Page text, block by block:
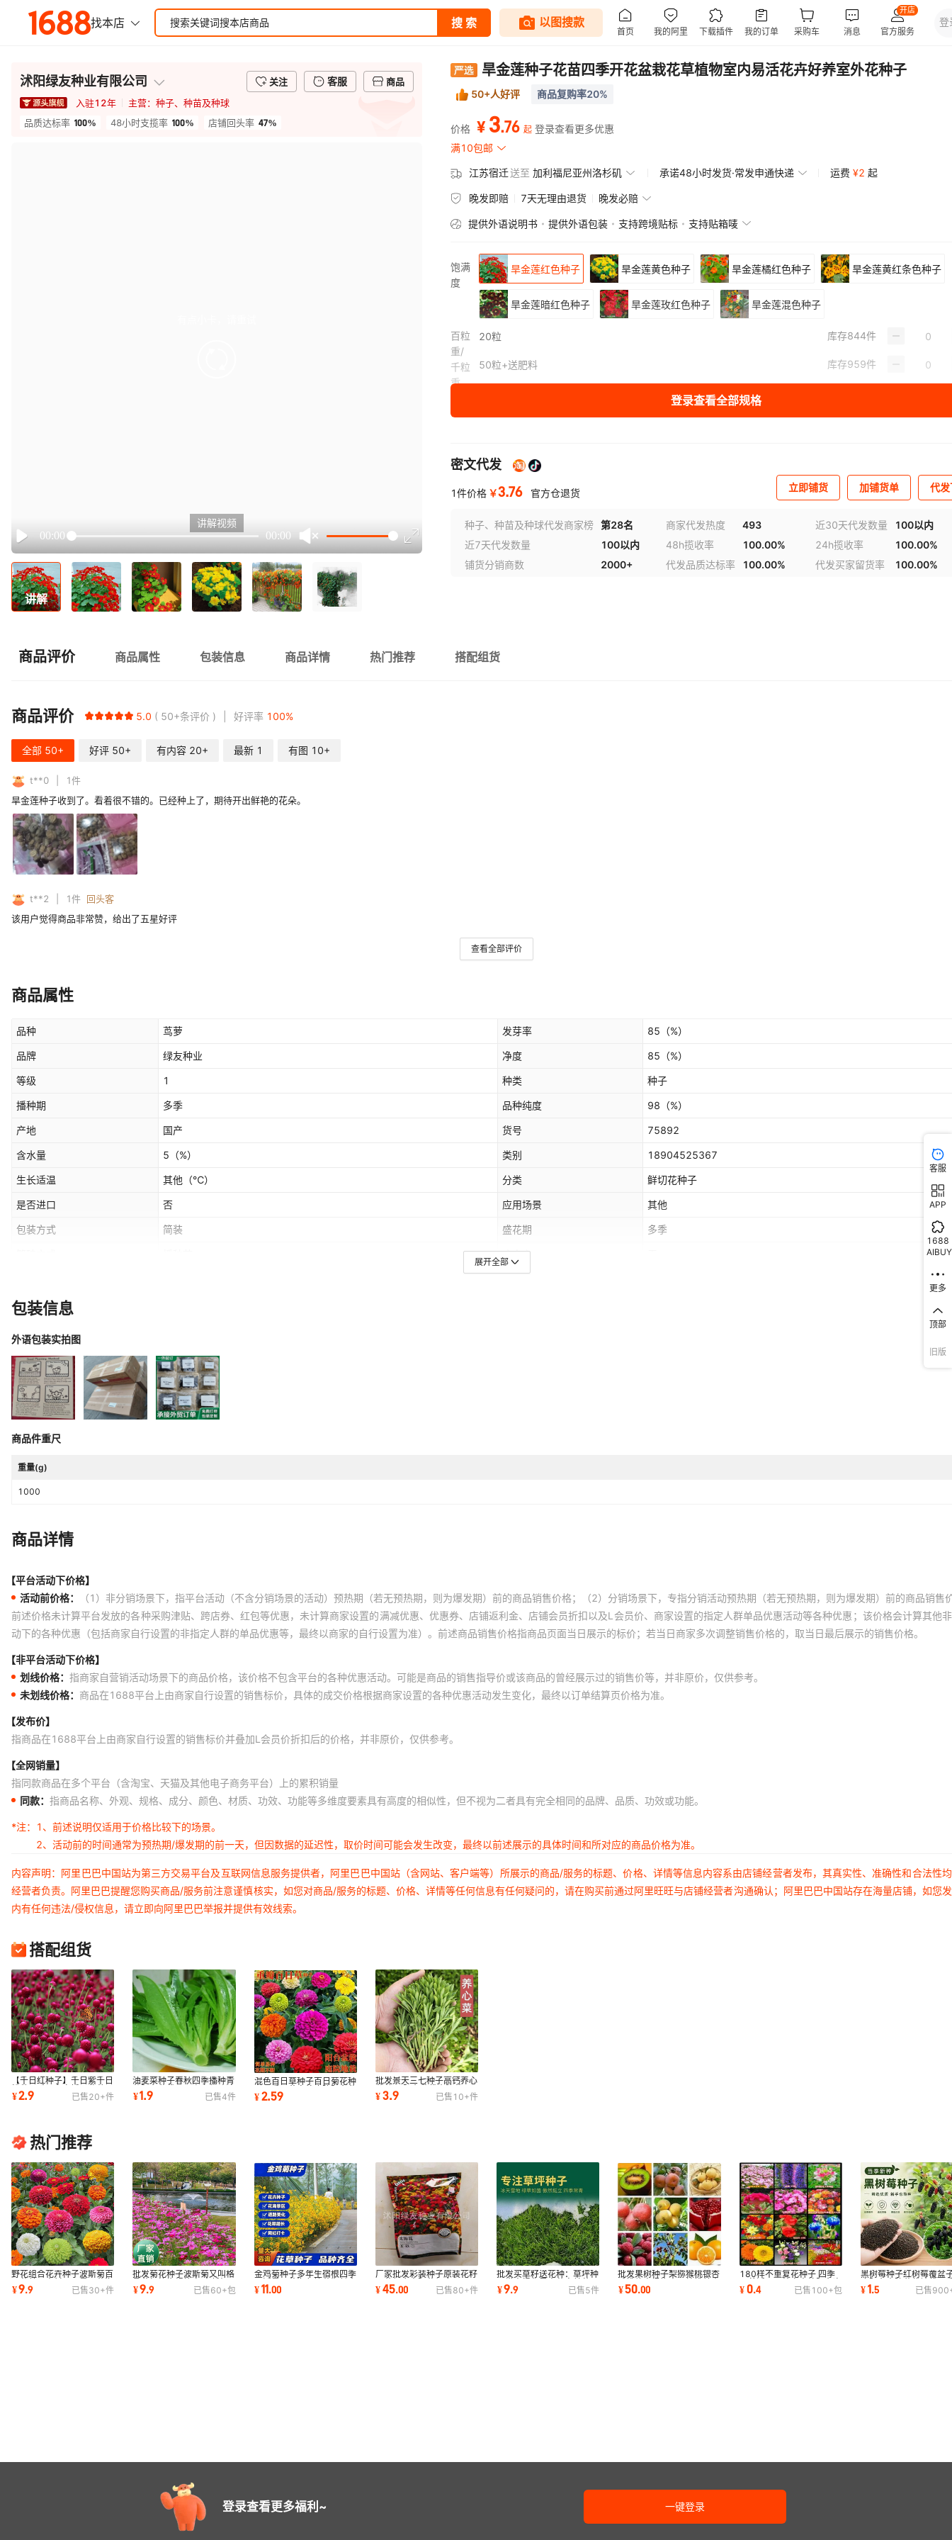
沭阳绿友种业有限公司 关注 客服
商品
入驻12年 主营：种子、种苗及种球
品质达标率 100% 48小时支揽率 100% 店铺回头率 47%
Play
00:00 00:00
讲解视频
讲解
旱金莲种子花苗四季开花盆栽花草植物室内易活花卉好养室外花种子
50+人好评 商品复购率20%
价格 ¥ 3.76 起 登录查看更多优惠
满10包邮
江苏宿迁送至 加利福尼亚州洛杉矶 承诺48小时发货·常发申通快递 运费 ¥2 起
晚发即赔 7天无理由退货 晚发必赔
提供外语说明书 提供外语包装 支持跨境贴标 支持贴箱唛
饱满
度
旱金莲红色种子 旱金莲黄色种子 旱金莲橘红色种子 旱金莲黄红条色种子
旱金莲暗红色种子 旱金莲玫红色种子 旱金莲混色种子
百粒
重/
千粒
重
20粒 库存844件
50粒+送肥料 库存959件
200粒+送肥料 库存980件
登录查看全部规格
密文代发
1件价格 ￥3.76 官方仓退货 立即铺货 加铺货单 代
种子、种苗及种球代发商家榜 第28名 商家代发热度 493 近30天代发数量
100以内
近7天代发数量
100以内 48h揽收率 100.00% 24h揽收率
100.00%
铺货分销商数
2000+ 代发品质达标率 100.00% 代发买家留货率 100.00%
商品评价 商品属性 包装信息 商品详情 热门推荐 搭配组货
商品评价 5.0 50+条评价 好评率 100%
全部 50+ 好评 50+ 有内容 20+ 最新 1 有图 10+
t**0 1件
旱金莲种子收到了。看着很不错的。已经种上了，期待开出鲜艳的花朵。
t**2 1件 回头客
该用户觉得商品非常赞，给出了五星好评
查看全部评价
商品属性
品种 茑萝 发芽率 85 （%）
品牌 绿友种业 净度 85 （%）
等级 1 种类 种子
播种期 多季 品种纯度 98 （%）
产地 国产 货号 75892
含水量 5 （%） 类别 18904525367
生长适温 其他 （℃） 分类 鲜切花种子
是否进口 否 应用场景 其他
包装方式 简装 盛花期 多季
病虫害
主要下游平台
适用地区 广适型
展开全部
包装信息
外语包装实拍图
商品件重尺
重量(g)
1000
商品详情
【平台活动下价格】
活动前价格：
（1）非分销场景下，指平台活动（不含分销场景的活动）预热期（若无预热期，则为爆发期）前的商品销售价格；（2）分销场景下，专指分销活动预热期（若无预热期，则为爆发期）前的商品销售
前述价格未计算平台发放的各种采购津贴、跨店券、红包等优惠，未计算商家设置的满减优惠、优惠券、店铺返利金、店铺会员折扣以及L会员价、商家设置的指定人群单品优惠活动等各种优惠；该价格会计算其他
动下的各种优惠（包括商家自行设置的非指定人群的单品优惠等，最终以商家的自行设置为准）。前述商品销售价格指商品页面当日展示的标价；若当日商家多次调整销售价格的，取当日最后展示的销售价格。
【非平台活动下价格】
划线价格： 指商家自营销活动场景下的商品价格，该价格不包含平台的各种优惠活动。可能是商品的销售指导价或该商品的曾经展示过的销售价等，并非原价，仅供参考。
未划线价格： 商品在1688平台上由商家自行设置的销售标价，具体的成交价格根据商家设置的各种优惠活动发生变化，最终以订单结算页价格为准。
【发布价】
指商品在1688平台上由商家自行设置的销售标价并叠加L会员价折扣后的价格，并非原价，仅供参考。
【全网销量】
指同款商品在多个平台（含淘宝、天猫及其他电子商务平台）上的累积销量
同款： 指商品名称、外观、规格、成分、颜色、材质、功效、功能等多维度要素具有高度的相似性，但不视为二者具有完全相同的品牌、品质、功效或功能。
*注：
1、前述说明仅适用于价格比较下的场景。
2、活动前的时间通常为预热期/爆发期的前一天，但因数据的延迟性，取价时间可能会发生改变，最终以前述展示的具体时间和所对应的商品价格为准。
内容声明：阿里巴巴中国站为第三方交易平台及互联网信息服务提供者，阿里巴巴中国站（含网站、客户端等）所展示的商品/服务的标题、价格、详情等信息内容系由店铺经营者发布，其真实性、准确性和合法性
经营者负责。阿里巴巴提醒您购买商品/服务前注意谨慎核实，如您对商品/服务的标题、价格、详情等任何信息有任何疑问的，请在购买前通过阿里旺旺与店铺经营者沟通确认；阿里巴巴中国站存在海量店铺，如您
内有任何违法/侵权信息，请立即向阿里巴巴举报并提供有效线索。
搭配组货
【千日红种子】千日紫千日
粉种子千日白春播观花种子
百日红火
¥2.9 已售20+件
油麦菜种子春秋四季播种青
菜阳台盆栽田园高产红叶油
麦菜蔬菜种子
¥1.9 已售4件
混色百日草种子百日菊花种
子四季开花室外庭院阳台盆
栽景观花海
¥2.59
批发景天三七种子高钙养心
菜种子 阳台盆栽小院菜园
地播种蔬菜种
¥3.9 已售 10+件
热门推荐
野花组合花卉种子波斯菊百
日草美丽乡村公园景观花海
四季易活花籽
¥9.9 已售30+件
批发菊花种子波斯菊又叫格
桑花扫竹梅规格高 中低杆
四季易播花籽
¥9.9 已售60+包
金鸡菊种子多年生宿根四季
易活景观花海色块花期长大
花金鸡菊花籽
¥11.00
厂家批发彩装种子原装花籽
野花组合太阳花组合晒不死
开花景观花海
¥45.00 已售80+件
批发买草籽送花种：草坪种
子常青绿化黑麦草高羊茅早
熟禾护坡草籽
¥9.9 已售5件
批发果树种子梨猕猴桃银杏
毛桃软枣杨梅木瓜核桃林木
种籽水果40种
¥50.00
180样不重复花种子 四季
易养活可驱蚊室内外阳台净
化空气花种子
¥0.4 已售 100+包
黑树莓种子红树莓覆盆
庭阳台小院盆栽地栽四
植黑色悬钩子
¥1.5 已售
登录查看更多福利~ 一键登录
客服
APP
1688
AIBUY
更多
顶部
旧版